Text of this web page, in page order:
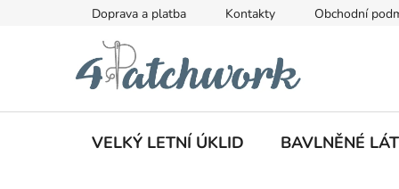
Doprava a platba Kontakty Obchodní
VELKÝ LETNÍ ÚKLID BAVLNĚNÉ